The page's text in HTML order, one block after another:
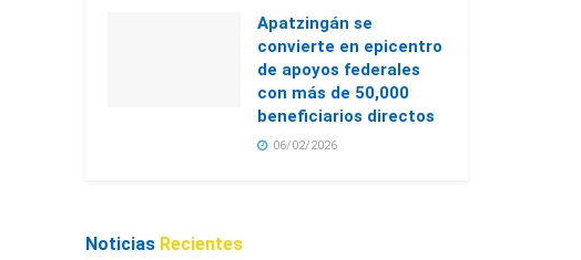
Apatzingán se
convierte en epicentro
de apoyos federales
con más de 50,000
beneficiarios directos
06/02/2026
Noticias Recientes